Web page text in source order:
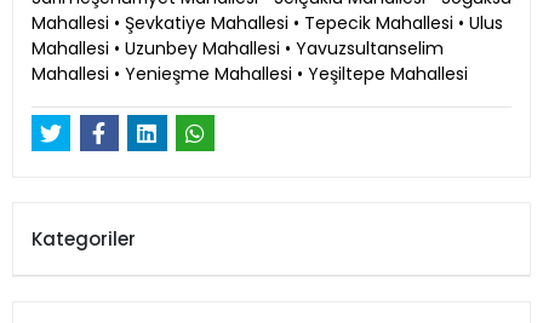
Mahallesi • Şevkatiye Mahallesi • Tepecik Mahallesi • Ulus
Mahallesi • Uzunbey Mahallesi • Yavuzsultanselim
Mahallesi • Yenieşme Mahallesi • Yeşiltepe Mahallesi
Kategoriler